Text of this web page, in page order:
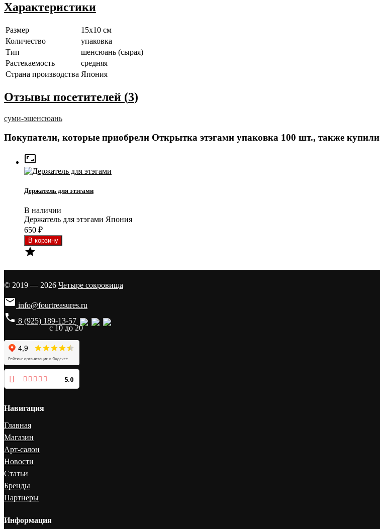
Характеристики
Размер
15x10 см
Количество
упаковка
Тип
шенсюань (сырая)
Растекаемость
средняя
Страна производства Япония
Отзывы посетителей (3)
суми-эшенсюань
Покупатели, которые приобрели Открытка этэгами упаковка 100 шт., также купили

Держатель для этэгами
В наличии
Держатель для этэгами Япония
650 ₽

© 2019 — 2026 Четыре сокровища
 info@fourtreasures.ru
phone 8 (925) 189-13-57
с 10 до 20
5.0
Навигация
Главная
Магазин
Арт-салон
Новости
Статьи
Бренды
Партнеры
Информация